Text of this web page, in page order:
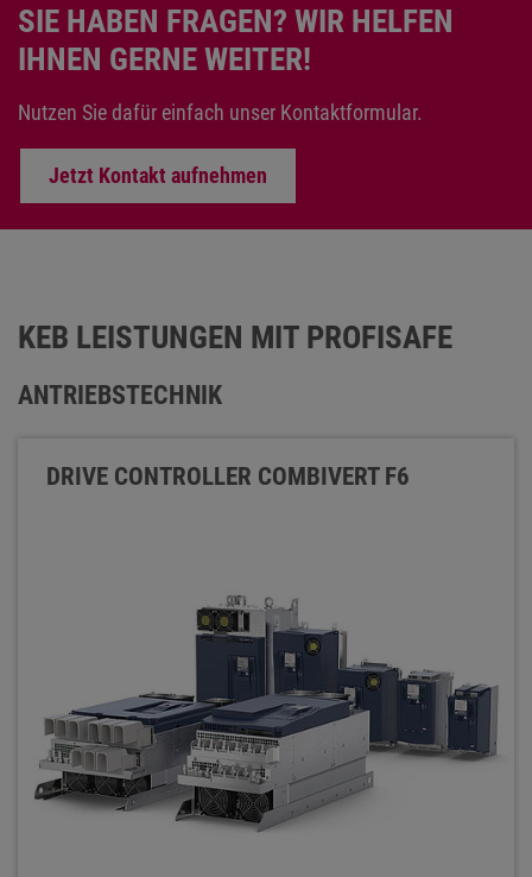
SIE HABEN FRAGEN? WIR HELFEN
IHNEN GERNE WEITER!
Nutzen Sie dafür einfach unser Kontaktformular.
Jetzt Kontakt aufnehmen
KEB LEISTUNGEN MIT PROFISAFE
ANTRIEBSTECHNIK
DRIVE CONTROLLER COMBIVERT F6